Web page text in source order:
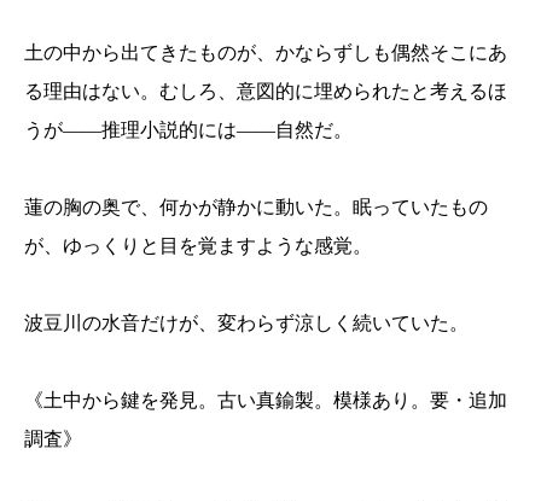
土の中から出てきたものが、かならずしも偶然そこにあ
る理由はない。むしろ、意図的に埋められたと考えるほ
うが——推理小説的には——自然だ。
蓮の胸の奥で、何かが静かに動いた。眠っていたもの
が、ゆっくりと目を覚ますような感覚。
波豆川の水音だけが、変わらず涼しく続いていた。
《土中から鍵を発見。古い真鍮製。模様あり。要・追加
調査》